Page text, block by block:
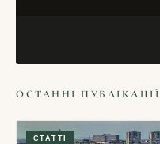
ОСТАННІ ПУБЛІКАЦІЇ
СТАТТІ